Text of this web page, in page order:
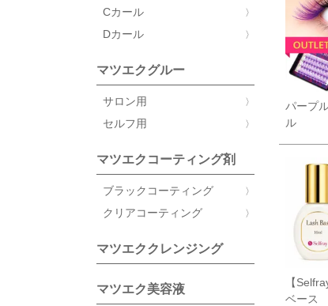
Cカール
Dカール
マツエクグルー
サロン用
セルフ用
マツエクコーティング剤
ブラックコーティング
クリアコーティング
マツエククレンジング
マツエク美容液
パープ
ル
【
ベース